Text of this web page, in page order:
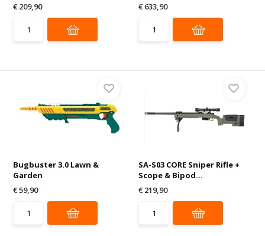
€ 209,90
€ 633,90
Bugbuster 3.0 Lawn &
Garden
€ 59,90
SA-S03 CORE Sniper Rifle +
Scope & Bipod...
€ 219,90